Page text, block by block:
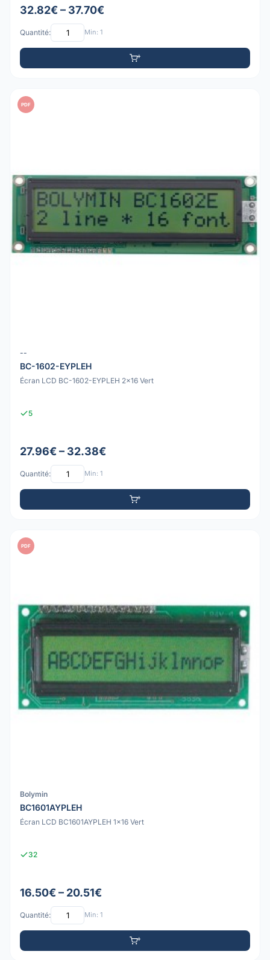
32.82€ – 37.70€
Quantité: Min: 1
PDF
--
BC-1602-EYPLEH
Écran LCD BC-1602-EYPLEH 2x16 Vert
5
27.96€ – 32.38€
Quantité: Min: 1
PDF
Bolymin
BC1601AYPLEH
Écran LCD BC1601AYPLEH 1x16 Vert
32
16.50€ – 20.51€
Quantité: Min: 1